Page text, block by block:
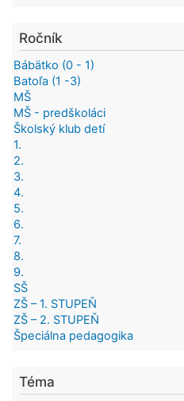
Ročník
Bábätko (0 - 1)
Batoľa (1 -3)
MŠ
MŠ - predškoláci
Školský klub detí
1.
2.
3.
4.
5.
6.
7.
8.
9.
SŠ
ZŠ – 1. STUPEŇ
ZŠ – 2. STUPEŇ
Špeciálna pedagogika
Téma